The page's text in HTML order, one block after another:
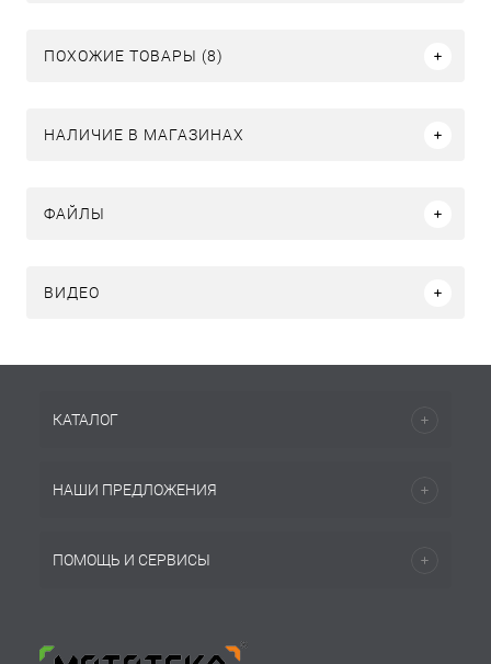
ПОХОЖИЕ ТОВАРЫ (8)
НАЛИЧИЕ В МАГАЗИНАХ
ФАЙЛЫ
ВИДЕО
КАТАЛОГ
НАШИ ПРЕДЛОЖЕНИЯ
ПОМОЩЬ И СЕРВИСЫ